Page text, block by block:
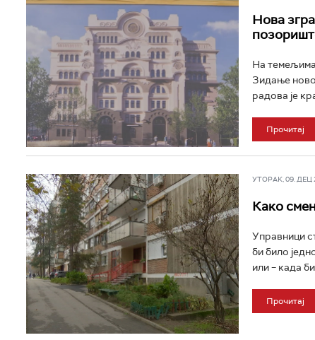
Нова
На
Зидање
радова је
Прочитај
УТОРАК, 09. ДЕЦ
Како
Управници
би било
или – када
Прочитај